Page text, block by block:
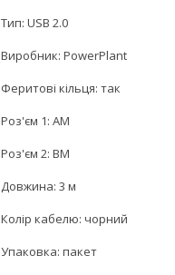
Тип: USB 2.0
Виробник: PowerPlant
Феритові кільця: так
Роз'єм 1: AM
Роз'єм 2: BM
Довжина: 3 м
Колір кабелю: чорний
Упаковка: пакет